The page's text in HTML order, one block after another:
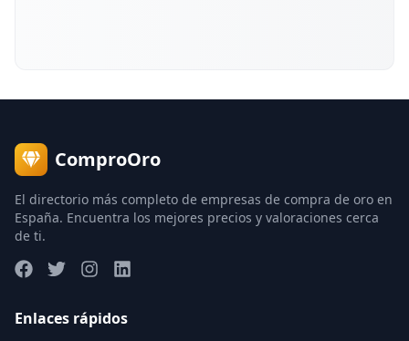
ComproOro
El directorio más completo de empresas de compra de oro en
España. Encuentra los mejores precios y valoraciones cerca
de ti.
Enlaces rápidos